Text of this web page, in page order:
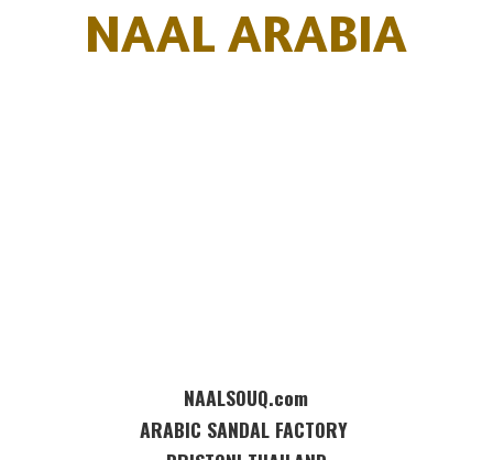
NAAL ARABIA
NAALSOUQ.com
ARABIC SANDAL FACTORY